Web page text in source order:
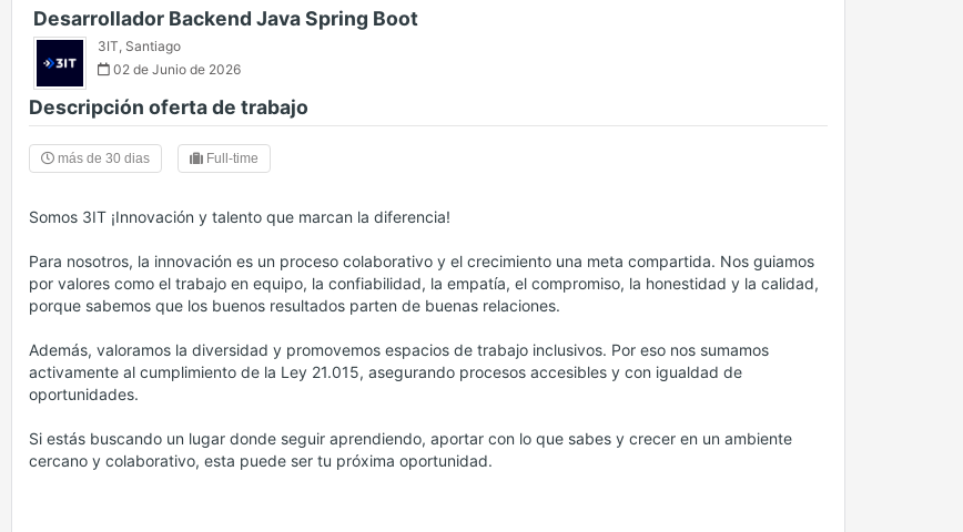
Desarrollador Backend Java Spring Boot
3IT, Santiago
02 de Junio de 2026
Descripción oferta de trabajo
más de 30 dias Full-time
Somos 3IT ¡Innovación y talento que marcan la diferencia!
Para nosotros, la innovación es un proceso colaborativo y el crecimiento una meta compartida. Nos guiamos
por valores como el trabajo en equipo, la confiabilidad, la empatía, el compromiso, la honestidad y la calidad,
porque sabemos que los buenos resultados parten de buenas relaciones.
Además, valoramos la diversidad y promovemos espacios de trabajo inclusivos. Por eso nos sumamos
activamente al cumplimiento de la Ley 21.015, asegurando procesos accesibles y con igualdad de
oportunidades.
Si estás buscando un lugar donde seguir aprendiendo, aportar con lo que sabes y crecer en un ambiente
cercano y colaborativo, esta puede ser tu próxima oportunidad.